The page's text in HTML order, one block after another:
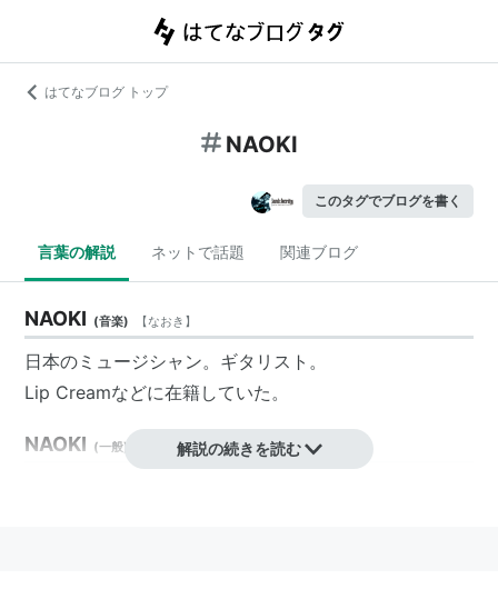
はてなブログ トップ
NAOKI
このタグでブログを書く
言葉の解説 ネットで話題 関連ブログ
NAOKI (音楽) 【なおき 】
日本のミュージシャン。ギタリスト。
Lip Creamなどに在籍していた。
NAOKI (一般) なおき】
解説の続きを読む